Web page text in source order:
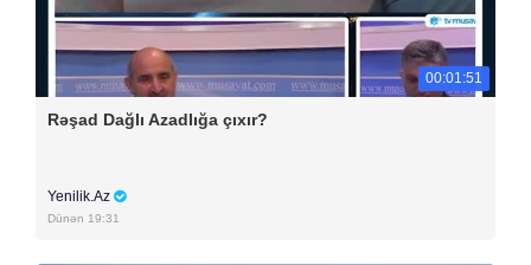
00:01:51
Rəşad Dağlı Azadlığa çıxır?
Yenilik.Az
Dünən 19:31